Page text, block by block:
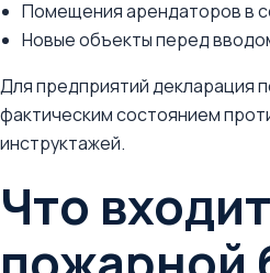
Помещения арендаторов в
Новые объекты перед
Для предприятий декларация
фактическим состоянием
инструктажей.
Что